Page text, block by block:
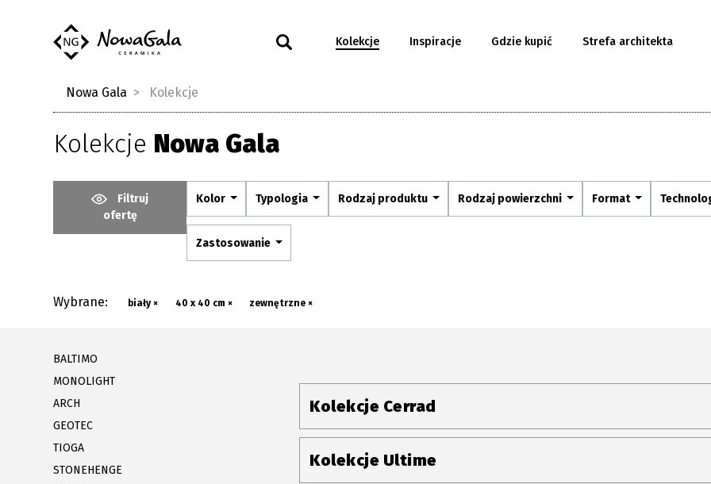
Kolekcje Inspiracje Gdzie kupić Strefa architekta
Nowa Gala Kolekcje
Kolekcje Nowa Gala
Filtruj
ofertę
Kolor Typologia Rodzaj produktu Rodzaj powierzchni Format
Zastosowanie
Wybrane: biały × 40 x 40 cm × zewnętrzne ×
BALTIMO
MONOLIGHT
ARCH
GEOTEC
TIOGA
STONEHENGE
Kolekcje Cerrad
Kolekcje Ultime